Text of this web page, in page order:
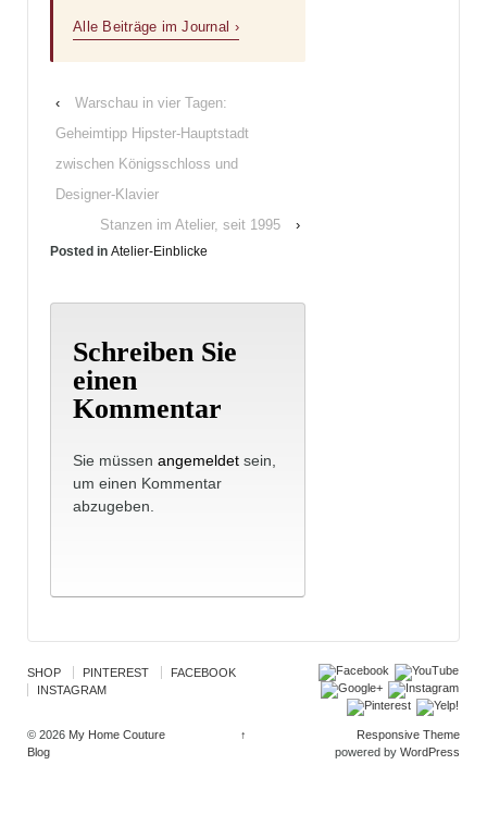
Alle Beiträge im Journal ›
‹
Warschau in vier Tagen:
Geheimtipp Hipster-Hauptstadt
zwischen Königsschloss und
Designer-Klavier
Stanzen im Atelier, seit 1995
›
Posted in Atelier-Einblicke
Schreiben Sie
einen
Kommentar
Sie müssen angemeldet sein,
um einen Kommentar
abzugeben.
SHOP PINTEREST
FACEBOOK
INSTAGRAM
© 2026 My Home Couture
Blog
↑
Responsive Theme
powered by WordPress